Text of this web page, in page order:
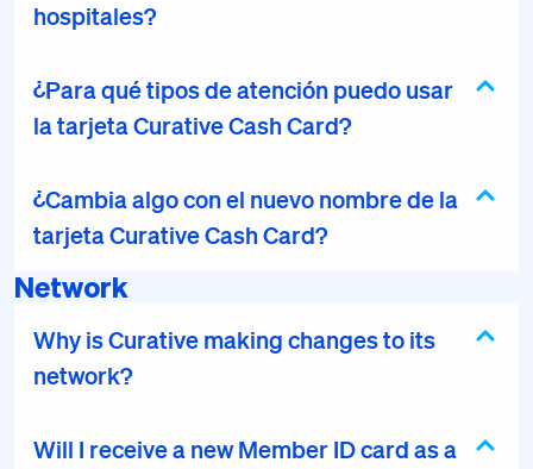
hospitales?
¿Para qué tipos de atención puedo usar
la tarjeta Curative Cash Card?
¿Cambia algo con el nuevo nombre de la
tarjeta Curative Cash Card?
Network
Why is Curative making changes to its
network?
Will I receive a new Member ID card as a